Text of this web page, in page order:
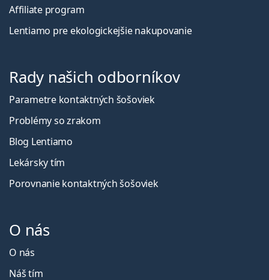
Affiliate program
Lentiamo pre ekologickejšie nakupovanie
Rady našich odborníkov
Parametre kontaktných šošoviek
Problémy so zrakom
Blog Lentiamo
Lekársky tím
Porovnanie kontaktných šošoviek
O nás
O nás
Náš tím